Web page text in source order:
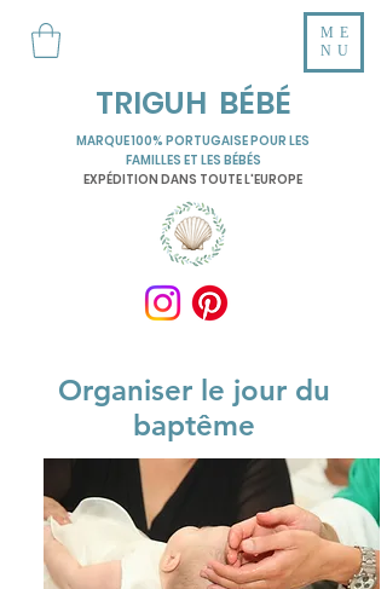
TRIGUH BÉBÉ
ME
NU
MARQUE 100% PORTUGAISE POUR LES
FAMILLES ET LES BÉBÉS
EXPÉDITION DANS TOUTE L'EUROPE
Organiser le jour du
baptême